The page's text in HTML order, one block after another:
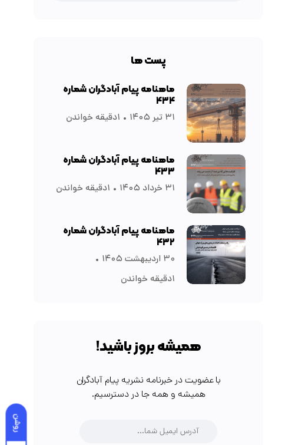
روشن
پست ها
ماهنامه پیام آبادگران شماره
۴۳۴
۳۱ تیر ۱۴۰۵ ۱دقیقه خواندن
ماهنامه پیام آبادگران شماره
۴۳۳
۳۱ خرداد ۱۴۰۵ ۱دقیقه خواندن
ماهنامه پیام آبادگران شماره
۴۳۲
۳۰ اردیبهشت ۱۴۰۵
۱دقیقه خواندن
همیشه بروز باشید!
با عضویت در خبرنامه نشریه پیام آبادگران
همیشه و همه جا در دسترسیم.